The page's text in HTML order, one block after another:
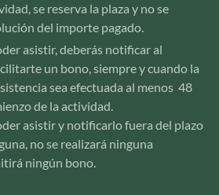
se reserva la plaza y no se
del importe pagado.
asistir, deberás notificar al
un bono, siempre y cuando la
sea efectuada al menos 48
de la actividad.
asistir y notificarlo fuera del plazo
no se realizará ninguna
ningún bono.